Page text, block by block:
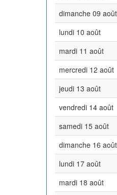
dimanche 09 août
lundi 10 août
mardi 11 août
mercredi 12 août
jeudi 13 août
vendredi 14 août
samedi 15 août
dimanche 16 août
lundi 17 août
mardi 18 août